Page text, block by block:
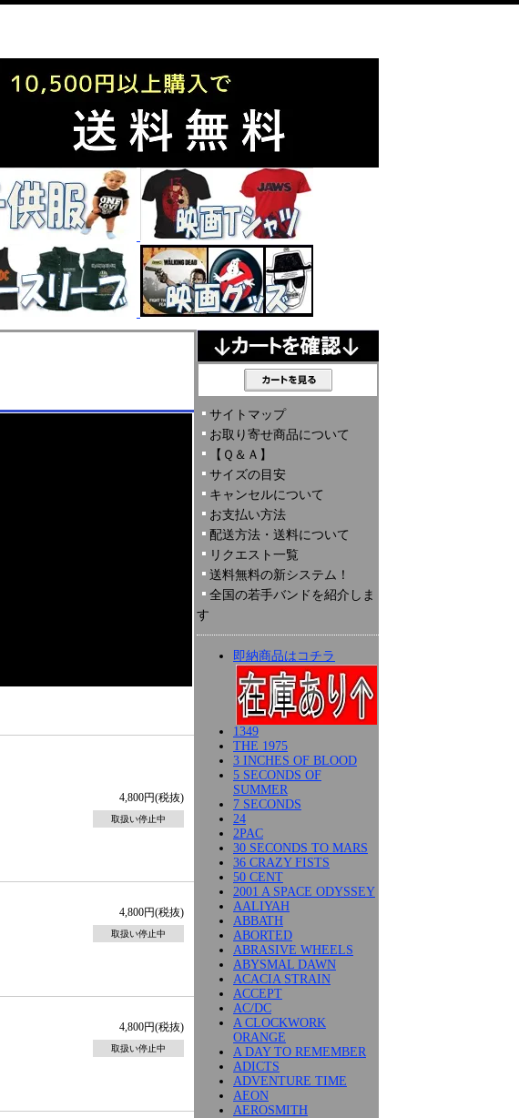
4,800円(税抜)
取扱い停止中
4,800円(税抜)
取扱い停止中
4,800円(税抜)
取扱い停止中
サイトマップ
お取り寄せ商品について
【Ｑ＆Ａ】
サイズの目安
キャンセルについて
お支払い方法
配送方法・送料について
リクエスト一覧
送料無料の新システム！
全国の若手バンドを紹介しま
す
即納商品はコチラ
1349
THE 1975
3 INCHES OF BLOOD
5 SECONDS OF
SUMMER
7 SECONDS
24
2PAC
30 SECONDS TO MARS
36 CRAZY FISTS
50 CENT
2001 A SPACE ODYSSEY
AALIYAH
ABBATH
ABORTED
ABRASIVE WHEELS
ABYSMAL DAWN
ACACIA STRAIN
ACCEPT
AC/DC
A CLOCKWORK
ORANGE
A DAY TO REMEMBER
ADICTS
ADVENTURE TIME
AEON
AEROSMITH